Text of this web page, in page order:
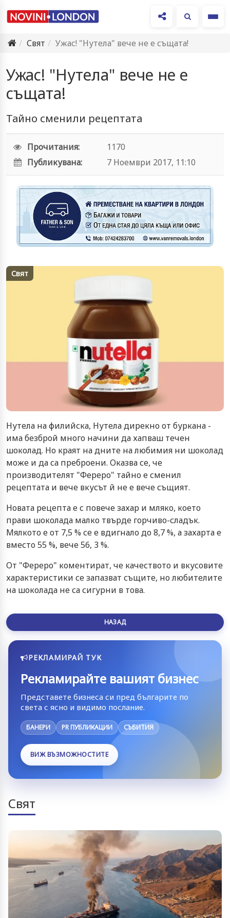
Свят
Ужас! "Нутела" вече не е същата!
Ужас! "Нутела" вече не е
същата!
Тайно сменили рецептата
Прочитания:
1170
Публикувана:
7 Ноември 2017, 11:10
Свят
Нутела на филийска, Нутела дирекно от буркана -
има безброй много начини да хапваш течен
шоколад. Но краят на дните на любимия ни шоколад
може и да са преброени. Оказва се, че
производителят "Фереро" тайно е сменил
рецептата и вече вкусът й не е вече същият.
Новата рецепта е с повече захар и мляко, което
прави шоколада малко твърде горчиво-сладък.
Мялкото е от 7,5 % се е вдигнало до 8,7 %, а захарта е
вместо 55 %, вече 56, 3 %.
От "Фереро" коментират, че качеството и вкусовите
характеристики се запазват същите, но любителите
на шоколада не са сигурни в това.
НАЗАД
РЕКЛАМИРАЙ ТУК
Рекламирайте вашият бизнес
Представете бизнеса си пред българите по
света с ясно и видимо послание.
БАНЕРИ PR ПУБЛИКАЦИИ СЪБИТИЯ
ВИЖ ВЪЗМОЖНОСТИТЕ
Свят